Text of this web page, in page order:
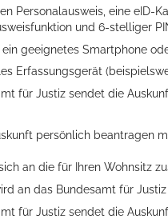
Personalausweis, eine eID-
und 6-stelliger
geeignetes Smartphone
Erfassungsgerät
für Justiz sendet die
persönlich beantragen
an die für Ihren Wohnsitz
an das Bundesamt für
für Justiz sendet die